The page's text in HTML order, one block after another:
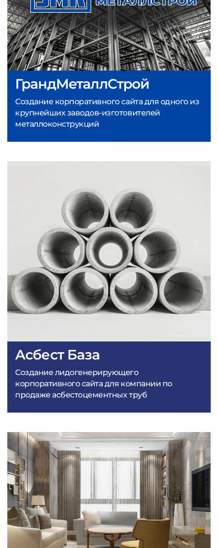
ГрандМеталлСтрой
Создание корпоративного сайта для одного из
крупнейших заводов-изготовителей
металлоконструкций
Асбест База
Создание лидогенерирующего
корпоративного сайта для компании по
продаже асбестоцементных труб